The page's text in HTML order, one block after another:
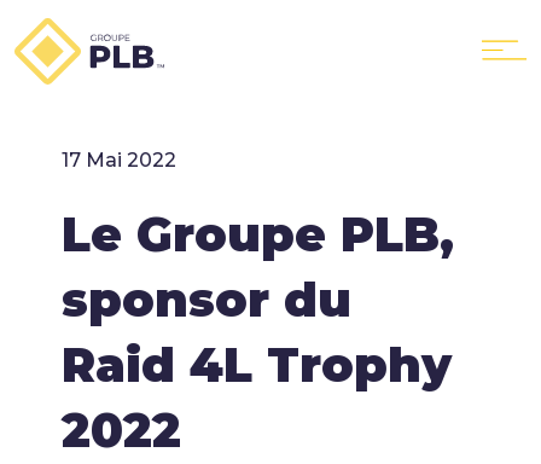
Le Groupe
Nos services
17 Mai 2022
Le Groupe PLB,
sponsor du
Raid 4L Trophy
2022